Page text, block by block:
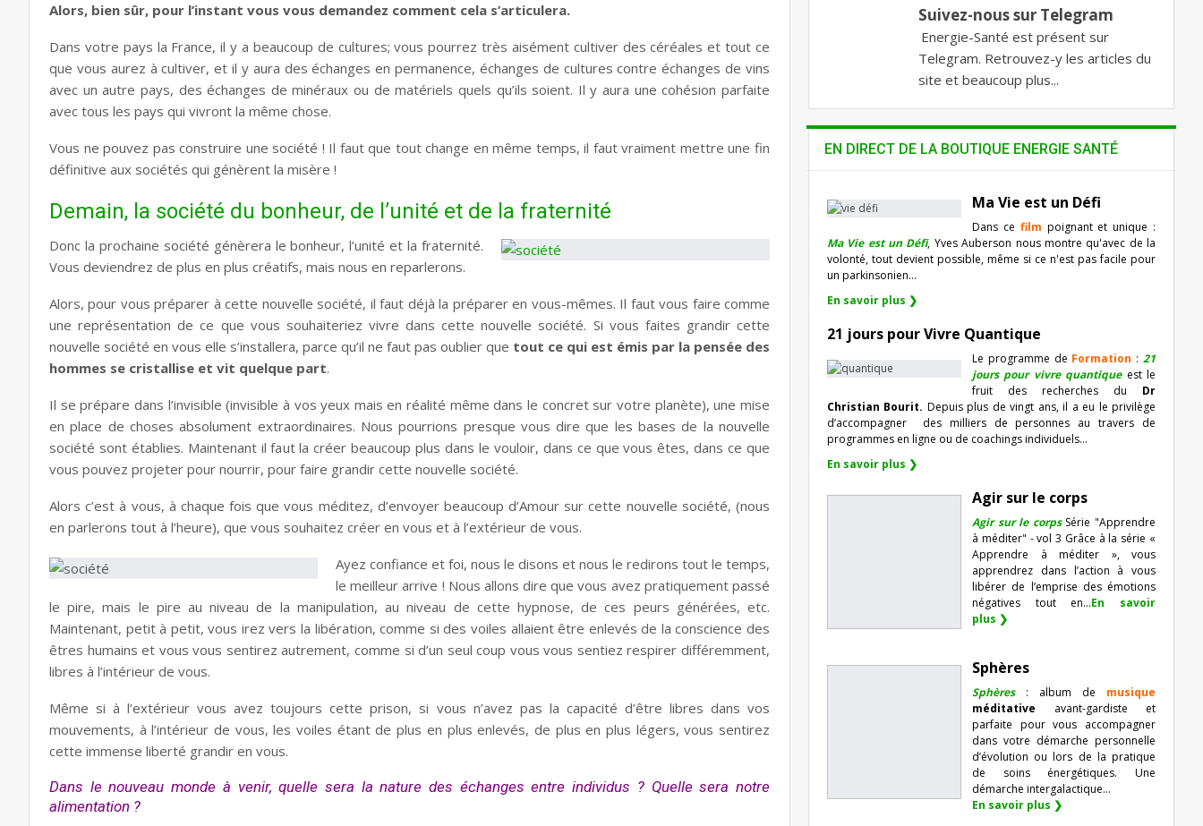
Alors, bien sûr, pour l’instant vous vous demandez comment cela s’articulera.
Dans votre pays la France, il y a beaucoup de cultures; vous pourrez très aisément cultiver des céréales et tout ce
que vous aurez à cultiver, et il y aura des échanges en permanence, échanges de cultures contre échanges de vins
avec un autre pays, des échanges de minéraux ou de matériels quels qu’ils soient. Il y aura une cohésion parfaite
avec tous les pays qui vivront la même chose.
Vous ne pouvez pas construire une société ! Il faut que tout change en même temps, il faut vraiment mettre une fin
définitive aux sociétés qui génèrent la misère !
Demain, la société du bonheur, de l’unité et de la fraternité
Donc la prochaine société génèrera le bonheur, l’unité et la fraternité.
Vous deviendrez de plus en plus créatifs, mais nous en reparlerons.
Alors, pour vous préparer à cette nouvelle société, il faut déjà la préparer en vous-mêmes. Il faut vous faire comme
une représentation de ce que vous souhaiteriez vivre dans cette nouvelle société. Si vous faites grandir cette
nouvelle société en vous elle s’installera, parce qu’il ne faut pas oublier que tout ce qui est émis par la pensée des
hommes se cristallise et vit quelque part.
Il se prépare dans l’invisible (invisible à vos yeux mais en réalité même dans le concret sur votre planète), une mise
en place de choses absolument extraordinaires. Nous pourrions presque vous dire que les bases de la nouvelle
société sont établies. Maintenant il faut la créer beaucoup plus dans le vouloir, dans ce que vous êtes, dans ce que
vous pouvez projeter pour nourrir, pour faire grandir cette nouvelle société.
Alors c’est à vous, à chaque fois que vous méditez, d’envoyer beaucoup d’Amour sur cette nouvelle société, (nous
en parlerons tout à l’heure), que vous souhaitez créer en vous et à l’extérieur de vous.
Ayez confiance et foi, nous le disons et nous le redirons tout le temps,
le meilleur arrive ! Nous allons dire que vous avez pratiquement passé
le pire, mais le pire au niveau de la manipulation, au niveau de cette hypnose, de ces peurs générées, etc.
Maintenant, petit à petit, vous irez vers la libération, comme si des voiles allaient être enlevés de la conscience des
êtres humains et vous vous sentirez autrement, comme si d’un seul coup vous vous sentiez respirer différemment,
libres à l’intérieur de vous.
Même si à l’extérieur vous avez toujours cette prison, si vous n’avez pas la capacité d’être libres dans vos
mouvements, à l’intérieur de vous, les voiles étant de plus en plus enlevés, de plus en plus légers, vous sentirez
cette immense liberté grandir en vous.
Dans le nouveau monde à venir, quelle sera la nature des échanges entre individus ? Quelle sera notre
alimentation ?
Suivez-nous sur Telegram
Energie-Santé est présent sur
Telegram. Retrouvez-y les articles du
site et beaucoup plus...
EN DIRECT DE LA BOUTIQUE ENERGIE SANTÉ
Ma Vie est un Défi
Dans ce film poignant et unique :
Ma Vie est un Défi, Yves Auberson nous montre qu'avec de la
volonté, tout devient possible, même si ce n'est pas facile pour
un parkinsonien…
En savoir plus ❯
21 jours pour Vivre Quantique
Le programme de Formation :21
jours pour vivre quantiqueest le
fruit des recherches du Dr
Christian Bourit. Depuis plus de vingt ans, il a eu le privilège
d’accompagner
des milliers de personnes au travers de
programmes en ligne ou de coachings individuels…
En savoir plus ❯
Agir sur le corps
Agir sur le corpsSérie "Apprendre
à méditer" - vol 3 Grâce à la série «
Apprendre à méditer », vous
apprendrez dans l’action à vous
libérer de l’emprise des émotions
négatives tout en...En savoir
plus ❯
Sphères
Sphères: album de musique
méditative avant-gardiste et
parfaite pour vous accompagner
dans votre démarche personnelle
d’évolution ou lors de la pratique
de soins énergétiques. Une
démarche intergalactique...
En savoir plus ❯